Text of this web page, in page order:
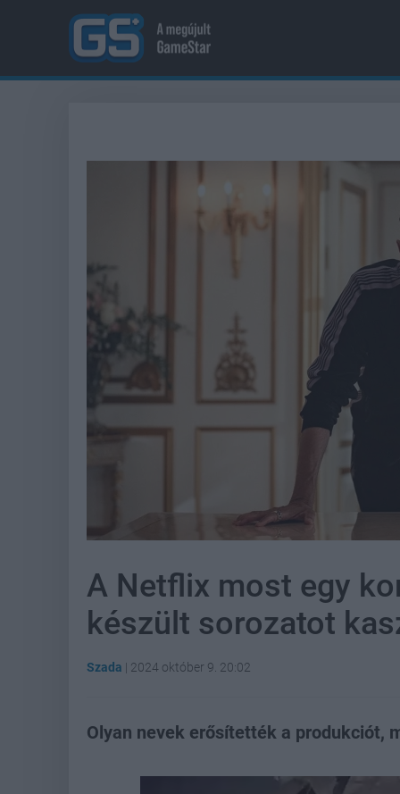
A Netflix most egy
készült sorozatot
Szada | 2024 október 9. 20:02
Olyan nevek erősítették a produkciót,